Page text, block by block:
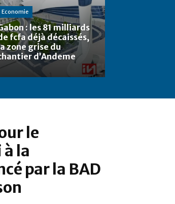
Economie
: les 81 milliards
fcfa déjà décaissés,
zone grise du
d’Andeme
le
la
par la BAD